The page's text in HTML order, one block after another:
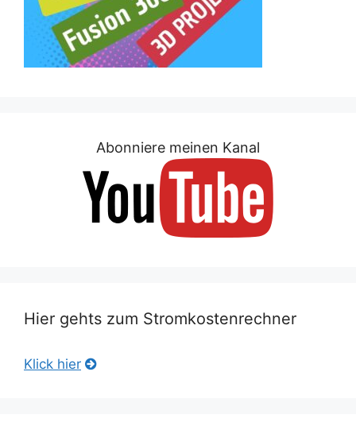
Abonniere meinen Kanal
Hier gehts zum Stromkostenrechner
Klick hier